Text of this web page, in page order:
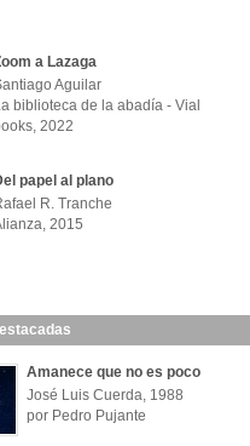
a Lazaga
Aguilar
biblioteca de la abadía - Vial
2022
papel al plano
R. Tranche
2015
Amanece que no es poco
José Luis Cuerda, 1988
por Pedro Pujante